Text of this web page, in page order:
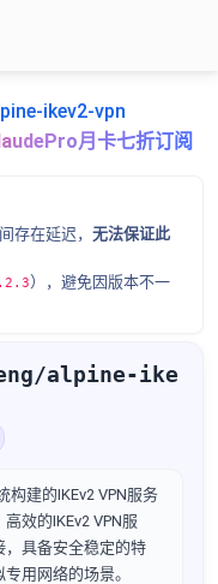
ikev2-vpn
月卡七折订阅
存在延迟， 无法保证此
），避免因版本不一
alpine-ike
构建的IKEv2 VPN服务
效的IKEv2 VPN服
，具备安全稳定的特
用网络的场景。